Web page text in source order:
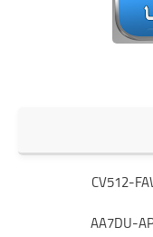
CV512-
AA7DU-